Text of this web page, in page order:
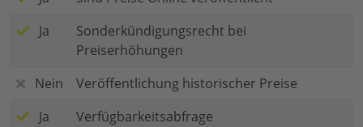
Ja
Sonderkündigungsrecht bei
Preiserhöhungen
Nein
Veröffentlichung historischer Preise
Ja
Verfügbarkeitsabfrage